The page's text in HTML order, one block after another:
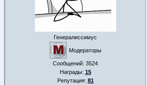
Генералиссимус
Модераторы
Сообщений: 3524
Награды: 15
Репутация: 81